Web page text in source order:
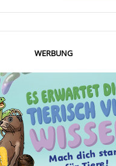
WERBUNG